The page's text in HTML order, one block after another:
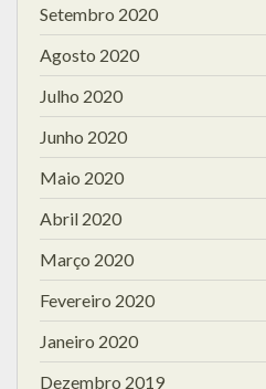
Setembro 2020
Agosto 2020
Julho 2020
Junho 2020
Maio 2020
Abril 2020
Março 2020
Fevereiro 2020
Janeiro 2020
Dezembro 2019